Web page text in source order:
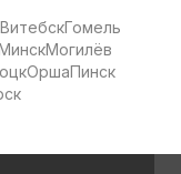
ВитебскГомель
Могилёв
ОршаПинск